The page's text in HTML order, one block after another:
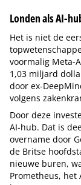
Londen als AI-
Het is niet de
voormalig Meta-
1,03 miljard
door ex-
volgens
Door deze
AI-hub. Dat is
overname door
de Britse
nieuwe buren,
Prometheus, het